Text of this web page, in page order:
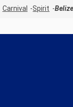
Carnival
Spirit